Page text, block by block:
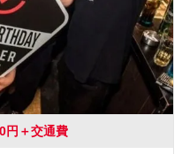
円＋交通費